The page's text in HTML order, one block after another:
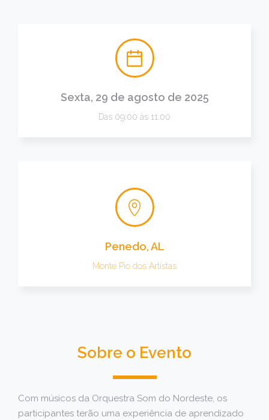
Sexta, 29 de agosto de 2025
Das 09:00 às 11:00
Penedo, AL
Monte Pio dos Artistas
Sobre o Evento
Com músicos da Orquestra Som do Nordeste, os
participantes terão uma experiência de aprendizado